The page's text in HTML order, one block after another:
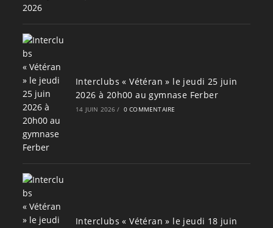
Interclubs « Vétéran » le jeudi 25 juin
2026 à 20h00 au gymnase Ferber
14 JUIN 2026 / 0 COMMENTAIRE
Interclubs « Vétéran » le jeudi 18 juin